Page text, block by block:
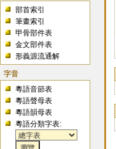
部首索引
筆畫索引
甲骨部件表
金文部件表
形義源流通解
字音
粵語音節表
粵語聲母表
粵語韻母表
粵語分類字表: